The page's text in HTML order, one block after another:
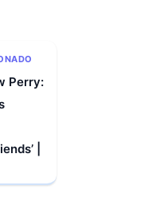
Perry:
|